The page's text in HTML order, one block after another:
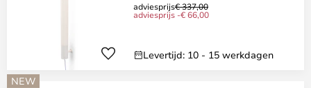
adviesprijs€ 337,00
adviesprijs -€ 66,00
Levertijd: 10 - 15 werkdagen
NEW